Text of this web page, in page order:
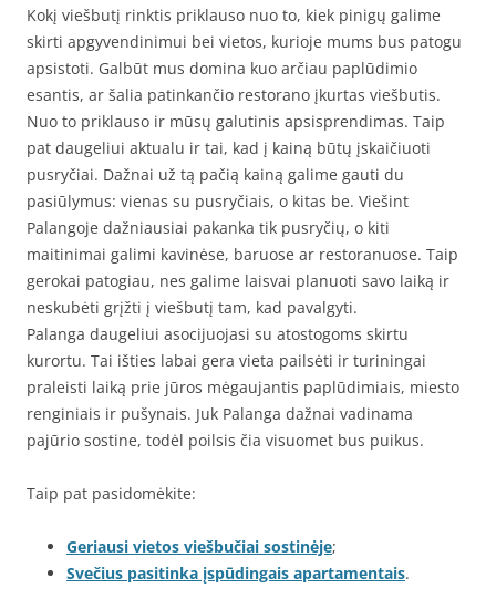
Kokį viešbutį rinktis priklauso nuo to, kiek pinigų galime
skirti apgyvendinimui bei vietos, kurioje mums bus patogu
apsistoti. Galbūt mus domina kuo arčiau paplūdimio
esantis, ar šalia patinkančio restorano įkurtas viešbutis.
Nuo to priklauso ir mūsų galutinis apsisprendimas. Taip
pat daugeliui aktualu ir tai, kad į kainą būtų įskaičiuoti
pusryčiai. Dažnai už tą pačią kainą galime gauti du
pasiūlymus: vienas su pusryčiais, o kitas be. Viešint
Palangoje dažniausiai pakanka tik pusryčių, o kiti
maitinimai galimi kavinėse, baruose ar restoranuose. Taip
gerokai patogiau, nes galime laisvai planuoti savo laiką ir
neskubėti grįžti į viešbutį tam, kad pavalgyti.
Palanga daugeliui asocijuojasi su atostogoms skirtu
kurortu. Tai išties labai gera vieta pailsėti ir turiningai
praleisti laiką prie jūros mėgaujantis paplūdimiais, miesto
renginiais ir pušynais. Juk Palanga dažnai vadinama
pajūrio sostine, todėl poilsis čia visuomet bus puikus.
Taip pat pasidomėkite:
Geriausi vietos viešbučiai sostinėje;
Svečius pasitinka įspūdingais apartamentais.